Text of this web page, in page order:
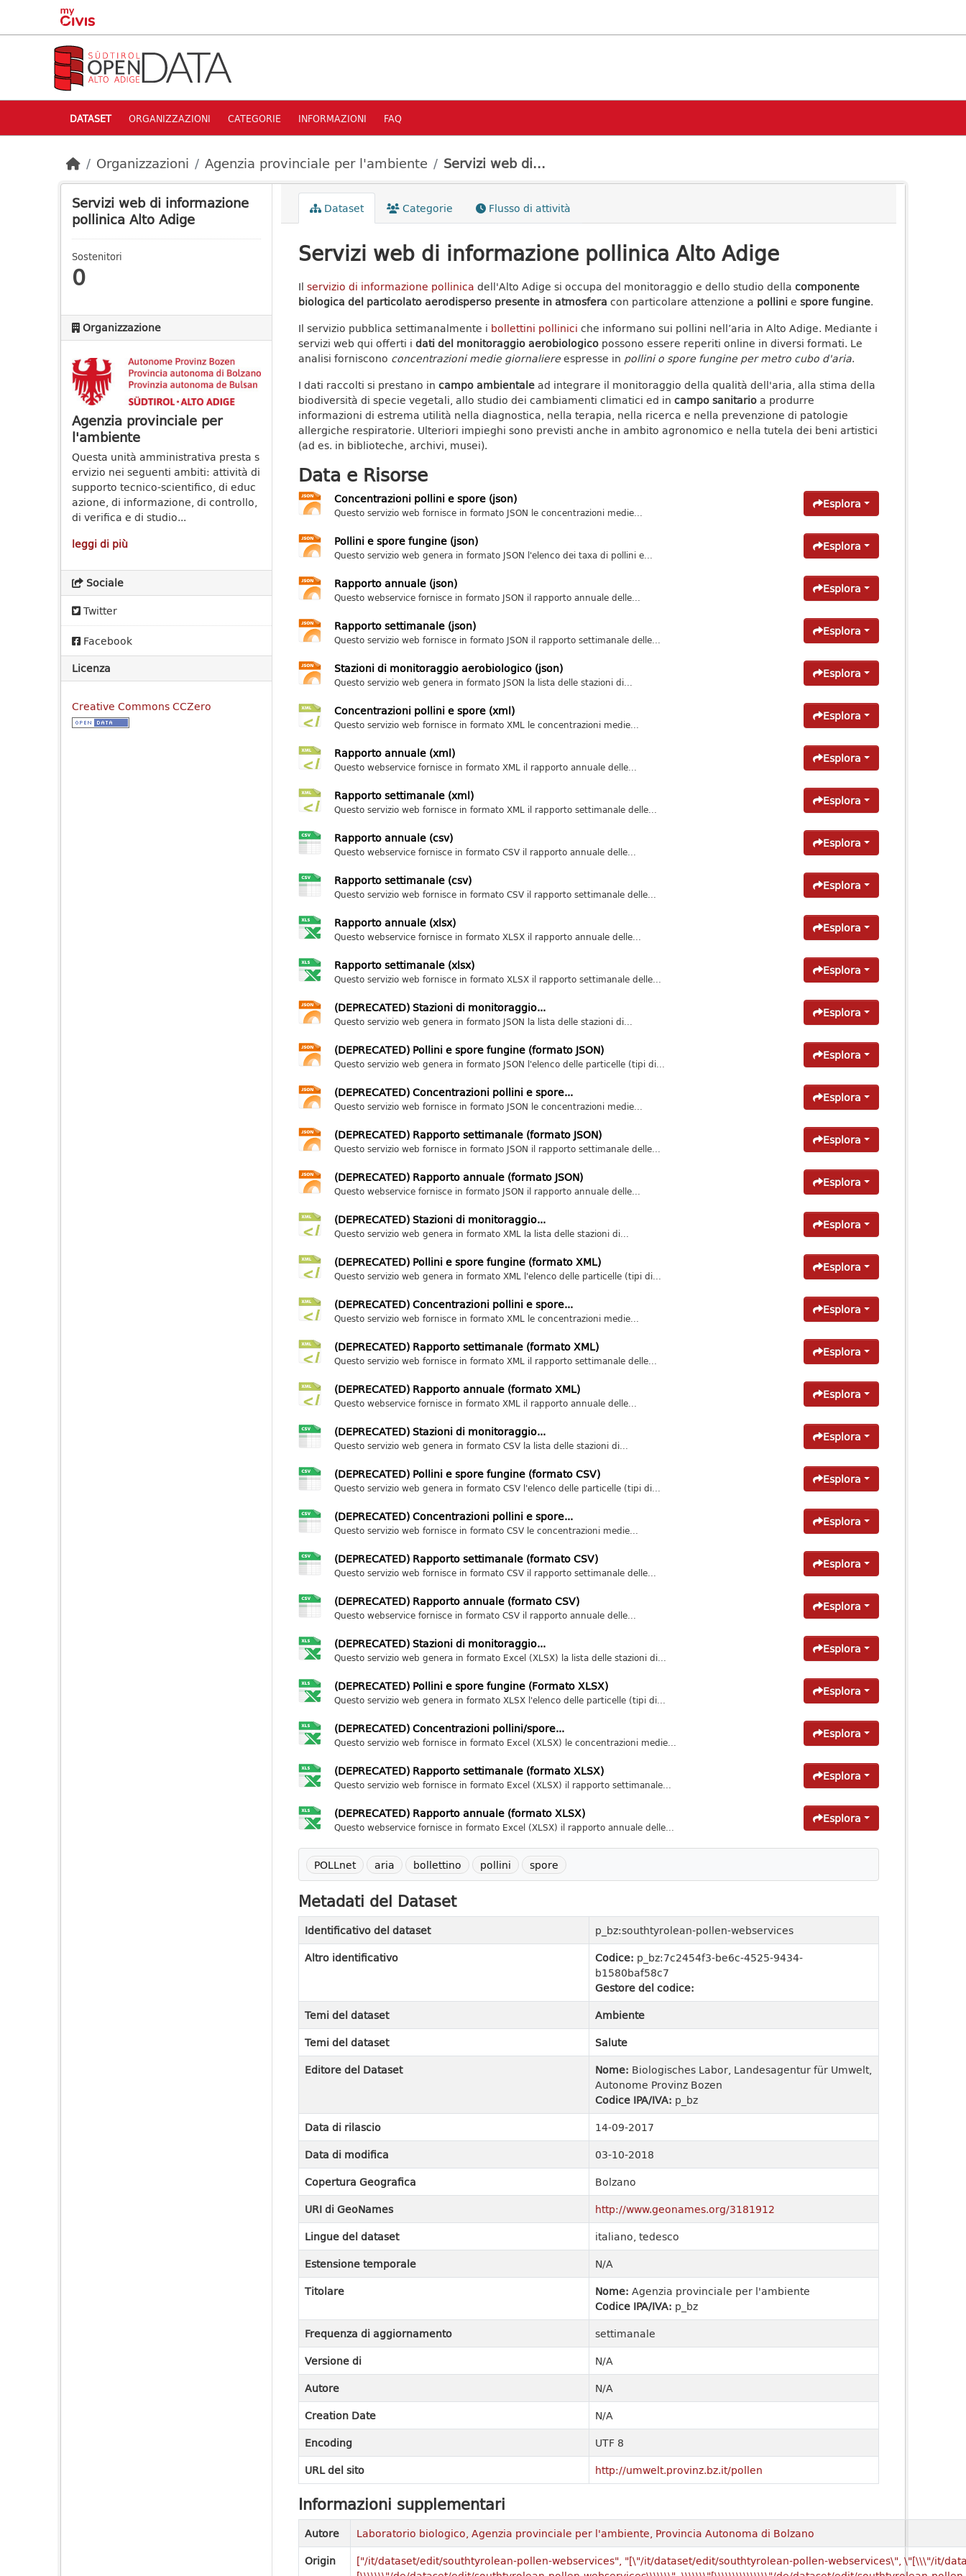
Skip to main content
DATASET ORGANIZZAZIONI CATEGORIE INFORMAZIONI FAQ
Organizzazioni Agenzia provinciale per l'ambiente Servizi web di...
Servizi web di informazione
pollinica Alto Adige
Sostenitori
0
Organizzazione
Agenzia provinciale per
l'ambiente
Questa unità amministrativa presta s
ervizio nei seguenti ambiti: attività di
supporto tecnico-scientifico, di educ
azione, di informazione, di controllo,
di verifica e di studio...
leggi di più
Sociale
Twitter
Facebook
Licenza
Creative Commons CCZero
Dataset Categorie Flusso di attività
Servizi web di informazione pollinica Alto Adige
Il servizio di informazione pollinica dell'Alto Adige si occupa del monitoraggio e dello studio della componente
biologica del particolato aerodisperso presente in atmosfera con particolare attenzione a pollinie spore fungine.
Il servizio pubblica settimanalmente i bollettini pollinici che informano sui pollini nell’aria in Alto Adige. Mediante i
servizi web qui offerti i dati del monitoraggio aerobiologicopossono essere reperiti online in diversi formati. Le
analisi forniscono concentrazioni medie giornaliereespresse in pollini o spore fungine per metro cubo d'aria.
I dati raccolti si prestano in campo ambientalead integrare il monitoraggio della qualità dell'aria, alla stima della
biodiversità di specie vegetali, allo studio dei cambiamenti climatici ed in campo sanitarioa produrre
informazioni di estrema utilità nella diagnostica, nella terapia, nella ricerca e nella prevenzione di patologie
allergiche respiratorie. Ulteriori impieghi sono previsti anche in ambito agronomico e nella tutela dei beni artistici
(ad es. in biblioteche, archivi, musei).
Data e Risorse
Concentrazioni pollini e spore (json)
Questo servizio web fornisce in formato JSON le concentrazioni medie...
Esplora
Pollini e spore fungine (json)
Questo servizio web genera in formato JSON l'elenco dei taxa di pollini e...
Esplora
Rapporto annuale (json)
Questo webservice fornisce in formato JSON il rapporto annuale delle...
Esplora
Rapporto settimanale (json)
Questo servizio web fornisce in formato JSON il rapporto settimanale delle...
Esplora
Stazioni di monitoraggio aerobiologico (json)
Questo servizio web genera in formato JSON la lista delle stazioni di...
Esplora
Concentrazioni pollini e spore (xml)
Questo servizio web fornisce in formato XML le concentrazioni medie...
Esplora
Rapporto annuale (xml)
Questo webservice fornisce in formato XML il rapporto annuale delle...
Esplora
Rapporto settimanale (xml)
Questo servizio web fornisce in formato XML il rapporto settimanale delle...
Esplora
Rapporto annuale (csv)
Questo webservice fornisce in formato CSV il rapporto annuale delle...
Esplora
Rapporto settimanale (csv)
Questo servizio web fornisce in formato CSV il rapporto settimanale delle...
Esplora
Rapporto annuale (xlsx)
Questo webservice fornisce in formato XLSX il rapporto annuale delle...
Esplora
Rapporto settimanale (xlsx)
Questo servizio web fornisce in formato XLSX il rapporto settimanale delle...
Esplora
(DEPRECATED) Stazioni di monitoraggio...
Questo servizio web genera in formato JSON la lista delle stazioni di...
Esplora
(DEPRECATED) Pollini e spore fungine (formato JSON)
Questo servizio web genera in formato JSON l'elenco delle particelle (tipi di...
Esplora
(DEPRECATED) Concentrazioni pollini e spore...
Questo servizio web fornisce in formato JSON le concentrazioni medie...
Esplora
(DEPRECATED) Rapporto settimanale (formato JSON)
Questo servizio web fornisce in formato JSON il rapporto settimanale delle...
Esplora
(DEPRECATED) Rapporto annuale (formato JSON)
Questo webservice fornisce in formato JSON il rapporto annuale delle...
Esplora
(DEPRECATED) Stazioni di monitoraggio...
Questo servizio web genera in formato XML la lista delle stazioni di...
Esplora
(DEPRECATED) Pollini e spore fungine (formato XML)
Questo servizio web genera in formato XML l'elenco delle particelle (tipi di...
Esplora
(DEPRECATED) Concentrazioni pollini e spore...
Questo servizio web fornisce in formato XML le concentrazioni medie...
Esplora
(DEPRECATED) Rapporto settimanale (formato XML)
Questo servizio web fornisce in formato XML il rapporto settimanale delle...
Esplora
(DEPRECATED) Rapporto annuale (formato XML)
Questo webservice fornisce in formato XML il rapporto annuale delle...
Esplora
(DEPRECATED) Stazioni di monitoraggio...
Questo servizio web genera in formato CSV la lista delle stazioni di...
Esplora
(DEPRECATED) Pollini e spore fungine (formato CSV)
Questo servizio web genera in formato CSV l'elenco delle particelle (tipi di...
Esplora
(DEPRECATED) Concentrazioni pollini e spore...
Questo servizio web fornisce in formato CSV le concentrazioni medie...
Esplora
(DEPRECATED) Rapporto settimanale (formato CSV)
Questo servizio web fornisce in formato CSV il rapporto settimanale delle...
Esplora
(DEPRECATED) Rapporto annuale (formato CSV)
Questo webservice fornisce in formato CSV il rapporto annuale delle...
Esplora
(DEPRECATED) Stazioni di monitoraggio...
Questo servizio web genera in formato Excel (XLSX) la lista delle stazioni di...
Esplora
(DEPRECATED) Pollini e spore fungine (Formato XLSX)
Questo servizio web genera in formato XLSX l'elenco delle particelle (tipi di...
Esplora
(DEPRECATED) Concentrazioni pollini/spore...
Questo servizio web fornisce in formato Excel (XLSX) le concentrazioni medie...
Esplora
(DEPRECATED) Rapporto settimanale (formato XLSX)
Questo servizio web fornisce in formato Excel (XLSX) il rapporto settimanale...
Esplora
(DEPRECATED) Rapporto annuale (formato XLSX)
Questo webservice fornisce in formato Excel (XLSX) il rapporto annuale delle...
Esplora
POLLnet aria bollettino pollini spore
Metadati del Dataset
Identificativo del dataset
p_bz:southtyrolean-pollen-webservices
Altro identificativo
Codice: p_bz:7c2454f3-be6c-4525-9434-
b1580baf58c7
Gestore del codice:
Temi del dataset
Ambiente
Temi del dataset
Salute
Editore del Dataset
Nome: Biologisches Labor, Landesagentur für Umwelt,
Autonome Provinz Bozen
Codice IPA/IVA: p_bz
Data di rilascio
14-09-2017
Data di modifica
03-10-2018
Copertura Geografica
Bolzano
URI di GeoNames
http://www.geonames.org/3181912
Lingue del dataset
italiano, tedesco
Estensione temporale
N/A
Titolare
Nome: Agenzia provinciale per l'ambiente
Codice IPA/IVA: p_bz
Frequenza di aggiornamento
settimanale
Versione di
N/A
Autore
N/A
Creation Date
N/A
Encoding
UTF 8
URL del sito
http://umwelt.provinz.bz.it/pollen
Informazioni supplementari
Autore
Laboratorio biologico, Agenzia provinciale per l'ambiente, Provincia Autonoma di Bolzano
Origin
["/it/dataset/edit/southtyrolean-pollen-webservices", "[\"/it/dataset/edit/southtyrolean-pollen-webservices\", \"[\\\"/it/